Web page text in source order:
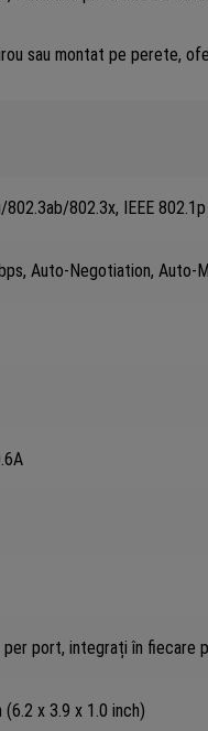
sau montat pe perete,
802.3ab/802.3x, IEEE 802.1p
Auto-Negotiation, Auto-
port, integrați în fiecare
x 3.9 x 1.0 inch)